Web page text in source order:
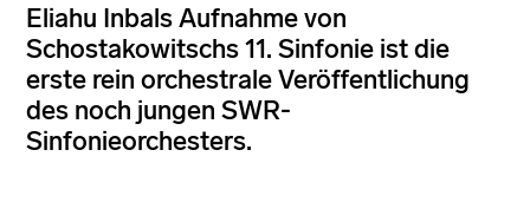
Eliahu Inbals Aufnahme von
Schostakowitschs 11. Sinfonie ist die
erste rein orchestrale Veröffentlichung
des noch jungen SWR-
Sinfonieorchesters.